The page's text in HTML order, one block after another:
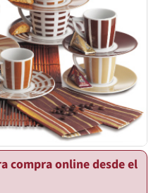
compra online desde el